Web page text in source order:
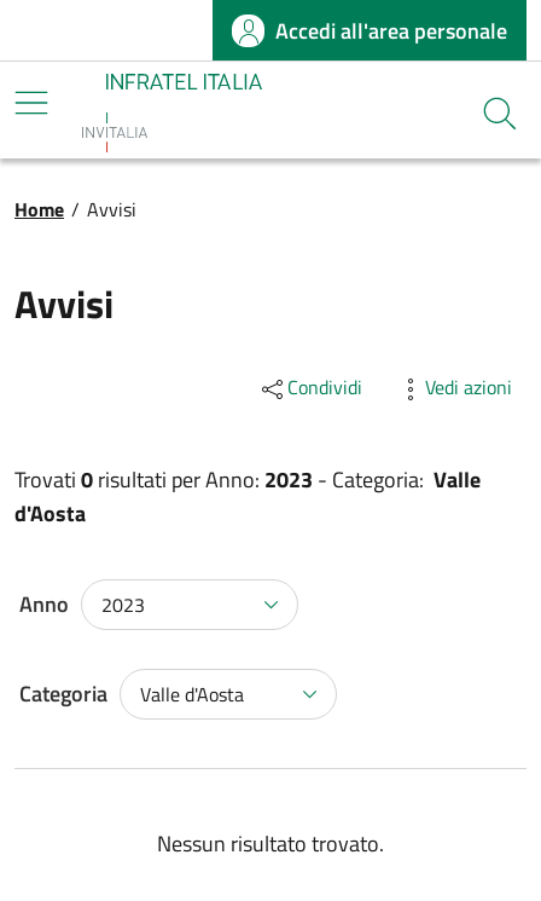
Salta al contenuto principaleAccedi all'area personale
Infratel
Briciole di pane
Home / Avvisi
Avvisi
Condividi Vedi azioni
Trovati0risultati perAnno: 2023 - Categoria: Valle
d'Aosta
Anno 2023
Categoria Valle d'Aosta
Nessun risultato trovato.